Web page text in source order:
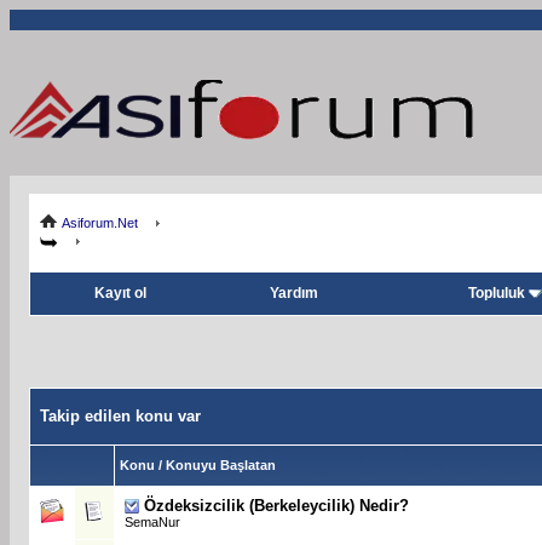
Asiforum.Net
Kayıt ol Yardım Topluluk
Takip edilen konu var
Konu / Konuyu Başlatan
Özdeksizcilik (Berkeleycilik) Nedir?
SemaNur